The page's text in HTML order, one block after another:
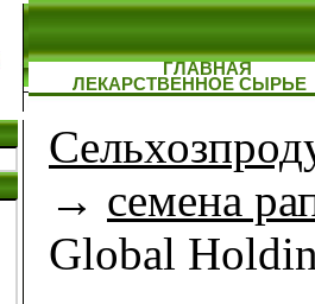
ГЛАВНАЯ
ЛЕКАРСТВЕННОЕ СЫРЬЕ
→ семена
Global